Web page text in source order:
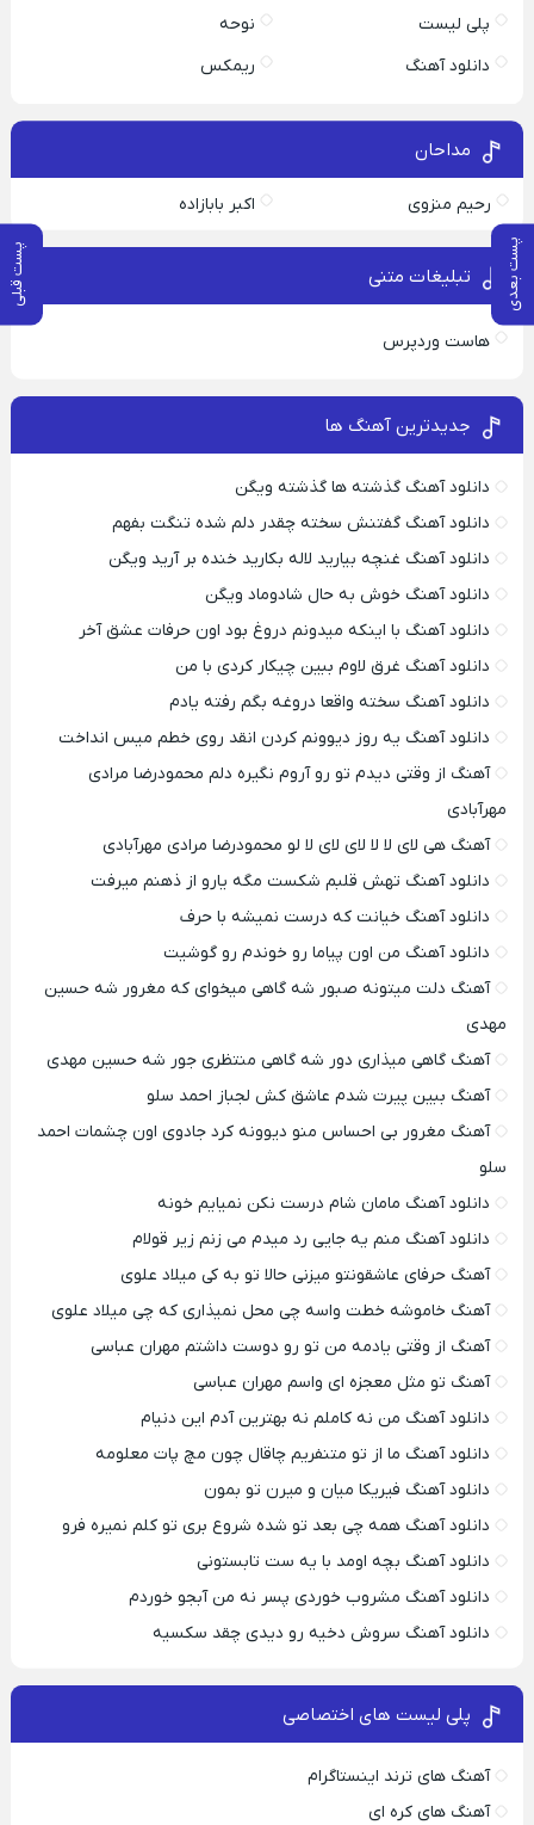
پست بعدی پست قبلی
پلی لیست
نوحه
دانلود آهنگ
ریمکس
مداحان
رحیم منزوی اکبر بابازاده
تبلیغات متنی
هاست وردپرس
جدیدترین آهنگ ها
دانلود آهنگ گذشته ها گذشته ویگن
دانلود آهنگ گفتنش سخته چقدر دلم شده تنگت بفهم
دانلود آهنگ غنچه بیارید لاله بکارید خنده بر آرید ویگن
دانلود آهنگ خوش به حال شادوماد ویگن
دانلود آهنگ با اینکه میدونم دروغ بود اون حرفات عشق آخر
دانلود آهنگ غرق لاوم ببین چیکار کردی با من
دانلود آهنگ سخته واقعا دروغه بگم رفته یادم
دانلود آهنگ یه روز دیوونم کردن انقد روی خطم میس انداخت
آهنگ از وقتی دیدم تو رو آروم نگیره دلم محمودرضا مرادی
مهرآبادی
آهنگ هی لای لا لا لای لای لا لو محمودرضا مرادی مهرآبادی
دانلود آهنگ تهش قلبم شکست مگه یارو از ذهنم میرفت
دانلود آهنگ خیانت که درست نمیشه با حرف
دانلود آهنگ من اون پیاما رو خوندم رو گوشیت
آهنگ دلت میتونه صبور شه گاهی میخوای که مغرور شه حسین
مهدی
آهنگ گاهی میذاری دور شه گاهی منتظری جور شه حسین مهدی
آهنگ ببین پیرت شدم عاشق کش لجباز احمد سلو
آهنگ مغرور بی احساس منو دیوونه کرد جادوی اون چشمات احمد
سلو
دانلود آهنگ مامان شام درست نکن نمیایم خونه
دانلود آهنگ منم یه جایی رد میدم می زنم زیر قولام
آهنگ حرفای عاشقونتو میزنی حالا تو به کی میلاد علوی
آهنگ خاموشه خطت واسه چی محل نمیذاری که چی میلاد علوی
آهنگ از وقتی یادمه من تو رو دوست داشتم مهران عباسی
آهنگ تو مثل معجزه ای واسم مهران عباسی
دانلود آهنگ من نه کاملم نه بهترین آدم این دنیام
دانلود آهنگ ما از تو متنفریم چاقال چون مچ پات معلومه
دانلود آهنگ فیریکا میان و میرن تو بمون
دانلود آهنگ همه چی بعد تو شده شروع بری تو کلم نمیره فرو
دانلود آهنگ بچه اومد با یه ست تابستونی
دانلود آهنگ مشروب خوردی پسر نه من آبجو خوردم
دانلود آهنگ سروش دخیه رو دیدی چقد سکسیه
پلی لیست های اختصاصی
آهنگ های ترند اینستاگرام
آهنگ های کره ای